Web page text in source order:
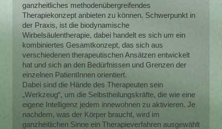
ganzheitliches methodenübergreifendes
Therapiekonzept anbieten zu können. Schwerpunkt in
der Praxis, ist die biodynamische
Wirbelsäulentherapie, dabei handelt es sich um ein
kombiniertes Gesamtkonzept, das sich aus
verschiedenen therapeutischen Ansätzen entwickelt
hat und sich an den Bedürfnissen und Grenzen der
einzelnen PatientInnen orientiert.
Dabei sind die Hände des Therapeuten sein
„Werkzeug“, um die Selbstheilungskräfte, die wie eine
eigene Intelligenz jedem innewohnen zu aktivieren. Je
nachdem, was der Körper braucht, wird im
ganzheitlichen Sinne ein Therapieverfahren ausgewählt